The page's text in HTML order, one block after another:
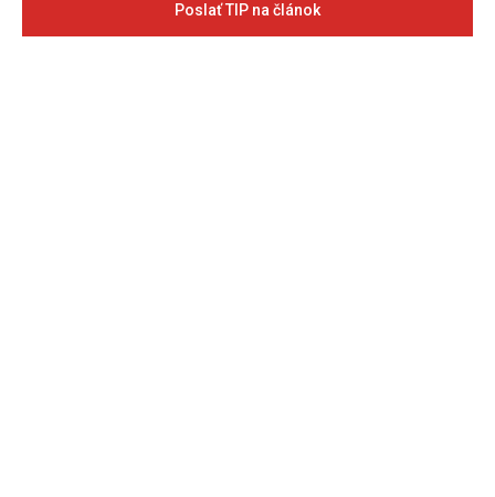
Poslať TIP na článok